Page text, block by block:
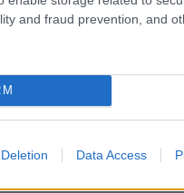
and fraud prevention, and
Data Access